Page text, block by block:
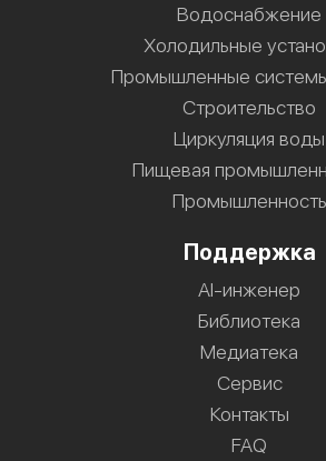
Водоснабжение
Холодильные
Промышленные
Строительство
Циркуляция воды
Пищевая
Промышленность
Поддержка
AI-инженер
Библиотека
Медиатека
Сервис
Контакты
FAQ